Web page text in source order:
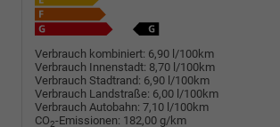
Verbrauch kombiniert: 6,90 l/100km
Verbrauch Innenstadt: 8,70 l/100km
Verbrauch Stadtrand: 6,90 l/100km
Verbrauch Landstraße: 6,00 l/100km
Verbrauch Autobahn: 7,10 l/100km
CO2-Emissionen: 182,00 g/km